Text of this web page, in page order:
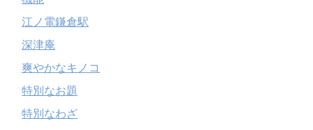
江ノ電鎌倉駅
深津庵
爽やかなキノコ
特別なお題
特別なわざ